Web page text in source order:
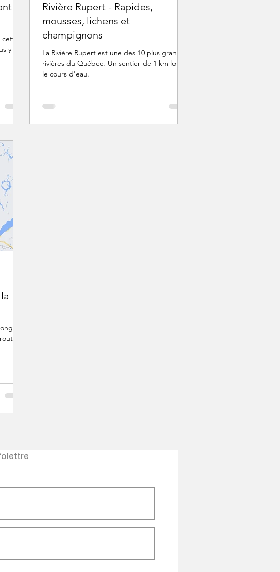
y
Rivière Rupert - Rapides,
mousses, lichens et
champignons
La Rivière Rupert est une des 10 plus grandes
rivières du Québec. Un sentier de 1 km longe
le cours d'eau.